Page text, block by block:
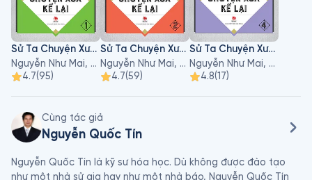
Sử Ta Chuyện Xưa Kể Lại - Tập 1
Nguyễn Như Mai, Nguyễn Quốc Tín, Nguyễn Huy Thắng
4.7(95)
Sử Ta Chuyện Xưa Kể Lại - Tập 2
Nguyễn Như Mai, Nguyễn Quốc Tín, Nguyễn Huy Thắng
4.7(59)
Sử Ta Chuyện Xưa Kể Lại - Tập 4
Nguyễn Như Mai, Nguyễn Quốc Tín, Nguyễn Huy Thắng
4.8(17)
Cùng tác giả
Nguyễn Quốc Tín
Nguyễn Quốc Tín là kỹ sư hóa học. Dù không được đào tạo
như một nhà sử gia hay như một nhà báo, Nguyễn Quốc Tín